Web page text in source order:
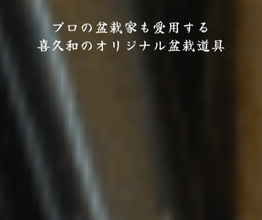
プロの盆栽家も愛用する
喜久和のオリジナル盆栽道具